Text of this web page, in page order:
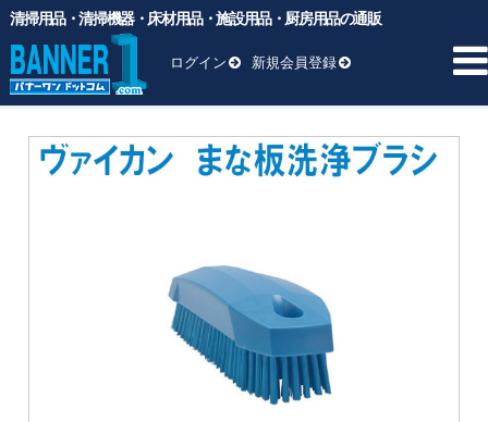
清掃用品・清掃機器・床材用品・施設用品・厨房用品の通販
ログイン 新規会員登録
HOME
一般厨房用洗剤
ヘッド交換用
バナーワンドットコム>商品 >清掃用品>磨く>まな板洗浄ブラ
シ 6441 ヴァイカン
まな板洗浄ブラシ 6441 ヴァイカン